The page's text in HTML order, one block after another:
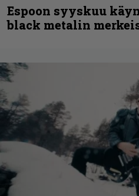
Espoon syyskuu
black metalin